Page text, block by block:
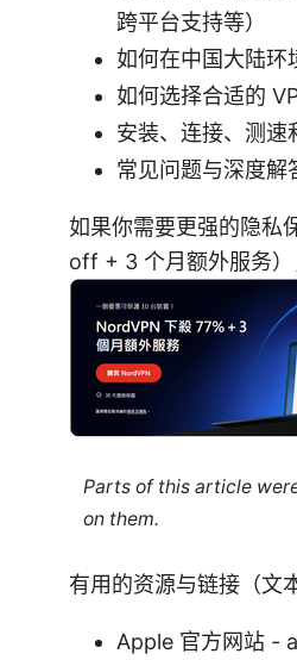
跨平台支持等）
如何在中国大陆环
如何选择合适的
安装、连接、测速
常见问题与深度解
如果你需要更强的隐私
off + 3 个月额外服务
Parts of this article
on them.
有用的资源与链接（文
Apple 官方网站 -